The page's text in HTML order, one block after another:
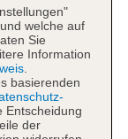
welche auf
Sie
Information
.
basierenden
Entscheidung
der